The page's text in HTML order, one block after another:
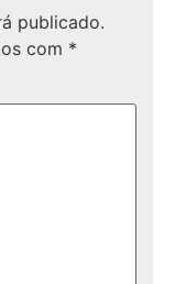
publicado.
com *